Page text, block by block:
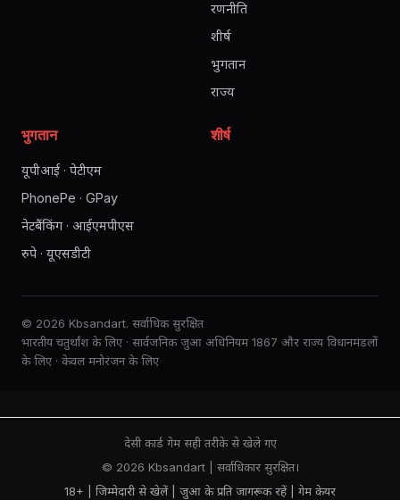
रणनीति
शीर्ष
भुगतान
राज्य
भुगतान
यूपीआई · पेटीएम
PhonePe · GPay
नेटबैंकिंग · आईएमपीएस
रुपे · यूएसडीटी
शीर्ष
© 2026 Kbsandart. सर्वाधिक सुरक्षित
भारतीय चतुर्थांश के लिए · सार्वजनिक जुआ अधिनियम 1867 और राज्य विधानमंडलों
के लिए · केवल मनोरंजन के लिए
देसी कार्ड गेम सही तरीके से खेले गए
© 2026 Kbsandart | सर्वाधिकार सुरक्षित।
18+ | जिम्मेदारी से खेलें | जुआ के प्रति जागरूक रहें| गेम केयर